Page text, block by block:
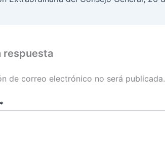
respuesta
de correo electrónico no será publicada.
*